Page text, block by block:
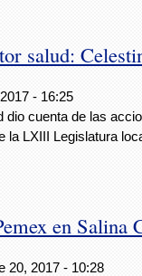
salud:
- 16:25
dio cuenta de las
la LXIII Legislatura
en Salina
20, 2017 - 10:28